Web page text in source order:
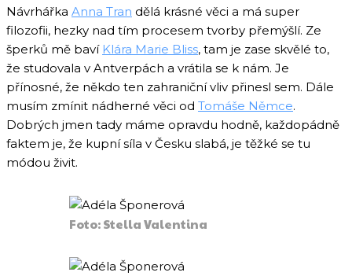
Návrhářka Anna Tran dělá krásné věci a má super
filozofii, hezky nad tím procesem tvorby přemýšlí. Ze
šperků mě baví Klára Marie Bliss, tam je zase skvělé to,
že studovala v Antverpách a vrátila se k nám. Je
přínosné, že někdo ten zahraniční vliv přinesl sem. Dále
musím zmínit nádherné věci od Tomáše Němce.
Dobrých jmen tady máme opravdu hodně, každopádně
faktem je, že kupní síla v Česku slabá, je těžké se tu
módou živit.
Foto: Stella Valentina